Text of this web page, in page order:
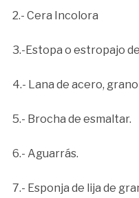
2.- Cera Incolora
3.-Estopa o estropajo
4.- Lana de acero,
5.- Brocha de esmaltar.
6.- Aguarrás.
7.- Esponja de lija de